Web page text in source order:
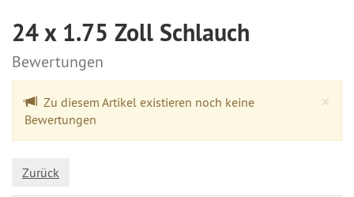
24 x 1.75 Zoll Schlauch
Bewertungen
×
Zu diesem Artikel existieren noch keine
Bewertungen
Zurück